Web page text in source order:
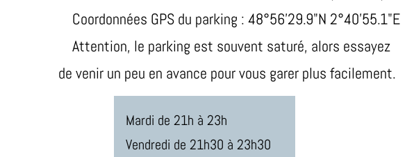
Coordonnées GPS du parking : 48°56'29.9"N 2°40'55.1"E
Attention, le parking est souvent saturé, alors essayez
de venir un peu en avance pour vous garer plus facilement.
Mardi de 21h à 23h
Vendredi de 21h30 à 23h30